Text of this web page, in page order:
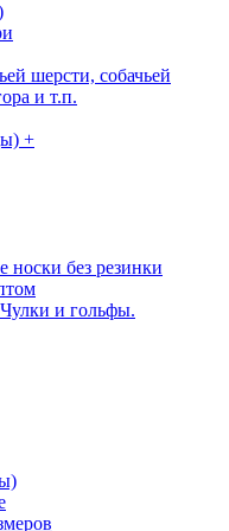
шерсти, собачьей
и т.п.
+
без резинки
и гольфы.